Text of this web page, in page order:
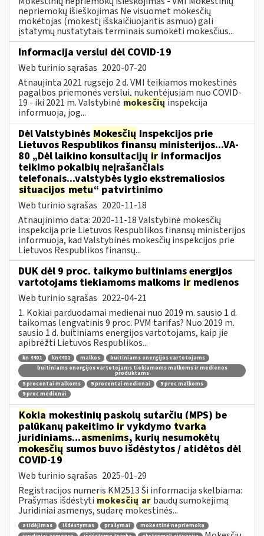
nepriemokų išieškojimas Ne visuomet mokesčių
mokėtojas (mokestį išskaičiuojantis asmuo) gali
įstatymų nustatytais terminais sumokėti mokesčius...
Informacija verslui dėl COVID-19
Web turinio sąrašas 2020-07-20
Atnaujinta 2021 rugsėjo 2 d. VMI teikiamos mokestinės
pagalbos priemonės verslui, nukentėjusiam nuo COVID-
19 - iki 2021 m. Valstybinė mokesčių inspekcija
informuoja, jog...
Dėl Valstybinės Mokesčių Inspekcijos prie
Lietuvos Respublikos finansų ministerijos...VA-
80 „Dėl laikino konsultacijų ir informacijos
teikimo pokalbių neįrašančiais
telefonais...valstybės lygio ekstremaliosios
situacijos metu“ patvirtinimo
Web turinio sąrašas 2020-11-18
Atnaujinimo data: 2020-11-18 Valstybinė mokesčių
inspekcija prie Lietuvos Respublikos finansų ministerijos
informuoja, kad Valstybinės mokesčių inspekcijos prie
Lietuvos Respublikos finansų...
DUK dėl 9 proc. taikymo buitiniams energijos
vartotojams tiekiamoms malkoms ir medienos
Web turinio sąrašas 2022-04-21
1. Kokiai parduodamai medienai nuo 2019 m. sausio 1 d.
taikomas lengvatinis 9 proc. PVM tarifas? Nuo 2019 m.
sausio 1 d. buitiniams energijos vartotojams, kaip jie
apibrėžti Lietuvos Respublikos...
kn 4401 kn4401 malkos
buitiniams energijos vartotojams
buitiniams energijos vartotojams tiekiamoms malkoms ir medienos
produktams
9 procentai malkoms
9 procentai medienai
9 proc malkoms
9 proc medienai
Kokia mokestinių paskolų sutarčių (MPS) be
palūkanų pakeitimo ir vykdymo tvarka
juridiniams...asmenims, kurių nesumokėtų
mokesčių sumos buvo išdėstytos / atidėtos dėl
COVID-19
Web turinio sąrašas 2025-01-29
Registracijos numeris KM2513 Ši informacija skelbiama:
Prašymas išdėstyti mokesčių ar baudų sumokėjimą
Juridiniai asmenys, sudarę mokestinės...
atidėjimas išdėstymas prašymai
mokestinė nepriemoka